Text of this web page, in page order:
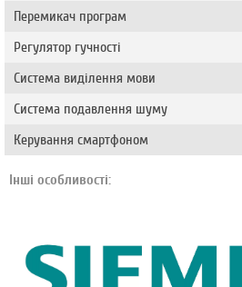
Перемикач програм
Регулятор гучності
Система виділення мови
Система подавлення шуму
Керування смартфоном
Інші особливості: